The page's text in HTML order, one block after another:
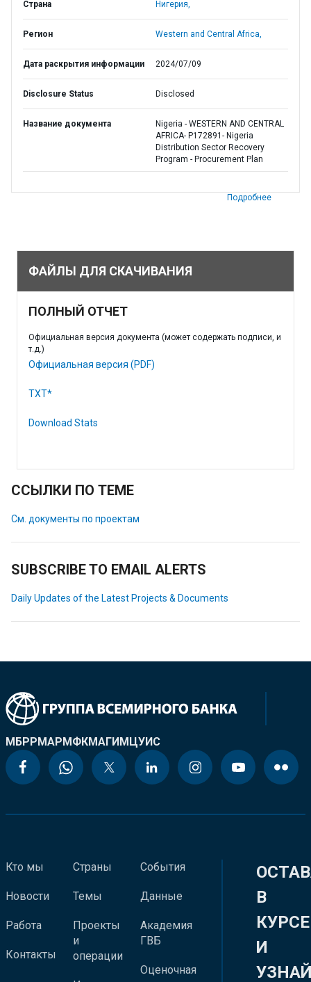
Страна Нигерия,
Регион Western and Central Africa,
Дата раскрытия информации 2024/07/09
Disclosure Status Disclosed
Название документа
Nigeria - WESTERN AND CENTRAL
AFRICA- P172891- Nigeria
Distribution Sector Recovery
Program - Procurement Plan
Подробнее
ФАЙЛЫ ДЛЯ СКАЧИВАНИЯ
ПОЛНЫЙ ОТЧЕТ
Официальная версия документа (может содержать подписи, и
т.д.)
Официальная версия (PDF)
TXT*
Download Stats
ССЫЛКИ ПО ТЕМЕ
См. документы по проектам
SUBSCRIBE TO EMAIL ALERTS
Daily Updates of the Latest Projects & Documents
МБРРМАРМФКМАГИМЦУИС
Кто мы
Новости
Работа
Контакты
Страны
Темы
Проекты
и
операции
События
Данные
Академия
ГВБ
Оценочная
В
КУРСЕ
И